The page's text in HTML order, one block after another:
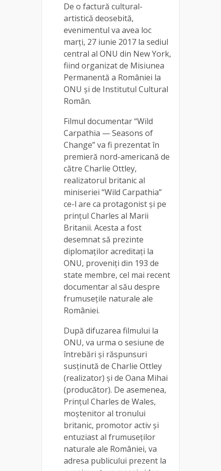
De o factură cultural-
artistică deosebită,
evenimentul va avea loc
marți, 27 iunie 2017 la sediul
central al ONU din New York,
fiind organizat de Misiunea
Permanentă a României la
ONU și de Institutul Cultural
Român.
Filmul documentar “Wild
Carpathia — Seasons of
Change” va fi prezentat în
premieră nord-americană de
către Charlie Ottley,
realizatorul britanic al
miniseriei “Wild Carpathia”
ce-l are ca protagonist și pe
prințul Charles al Marii
Britanii. Acesta a fost
desemnat să prezinte
diplomaților acreditați la
ONU, proveniți din 193 de
state membre, cel mai recent
documentar al său despre
frumusețile naturale ale
României.
După difuzarea filmului la
ONU, va urma o sesiune de
întrebări și răspunsuri
susținută de Charlie Ottley
(realizator) și de Oana Mihai
(producător). De asemenea,
Prințul Charles de Wales,
moștenitor al tronului
britanic, promotor activ și
entuziast al frumuseților
naturale ale României, va
adresa publicului prezent la